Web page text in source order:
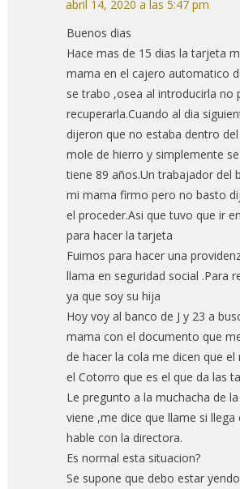
abril 14, 2020 a las 5:47 pm
Buenos dias
Hace mas de 15 dias la tarjeta
mama en el cajero automatico
se trabo ,osea al introducirla no
recuperarla.Cuando al dia
dijeron que no estaba dentro
mole de hierro y simplemente
tiene 89 años.Un trabajador del
mi mama firmo pero no basto
el proceder.Asi que tuvo que ir
para hacer la tarjeta
Fuimos para hacer una
llama en seguridad social .Para
ya que soy su hija
Hoy voy al banco de J y 23 a
mama con el documento que
de hacer la cola me dicen que el
el Cotorro que es el que da las
Le pregunto a la muchacha de
viene ,me dice que llame si llega
hable con la directora.
Es normal esta situacion?
Se supone que debo estar